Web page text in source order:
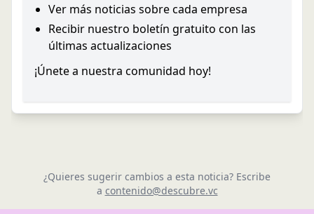
Ver más noticias sobre cada empresa
Recibir nuestro boletín gratuito con las
últimas actualizaciones
¡Únete a nuestra comunidad hoy!
¿Quieres sugerir cambios a esta noticia? Escribe
a contenido@descubre.vc